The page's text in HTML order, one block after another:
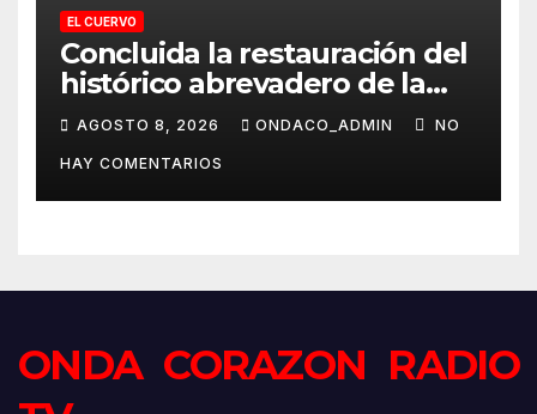
EL CUERVO
Concluida la restauración del
histórico abrevadero de la
Laguna de Los Tollos de El
Cuervo
AGOSTO 8, 2026 ONDACO_ADMIN NO
HAY COMENTARIOS
ONDA CORAZON RADIO